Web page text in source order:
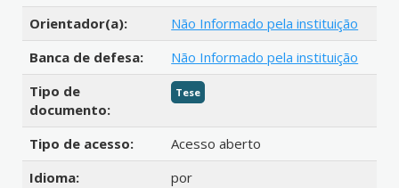
Orientador(a):
Não Informado pela instituição
Banca de defesa:
Não Informado pela instituição
Tipo de
documento:
Tese
Tipo de acesso:
Acesso aberto
Idioma:
por